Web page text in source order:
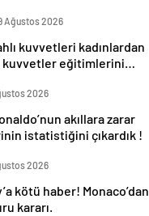
Ağustos 2026
kuvvetleri kadınlardan
kuvvetler eğitimlerini
2026
akıllara zarar
istatistiğini çıkardık !
2026
kötü haber! Monaco’dan
kararı.